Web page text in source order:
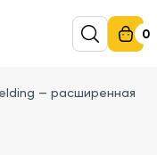
0
— расширенная